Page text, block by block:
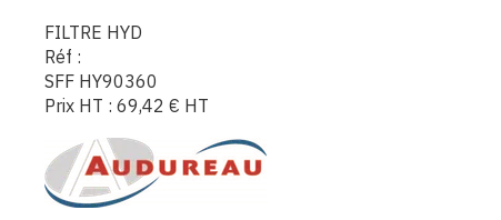
FILTRE HYD
Réf :
SFF HY90360
Prix HT : 69,42 € HT